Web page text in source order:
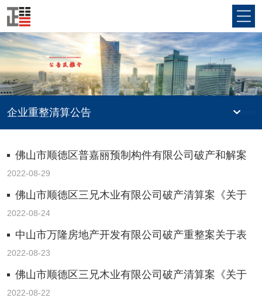
企业重整清算公告
佛山市顺德区普嘉丽预制构件有限公司破产和解案
《关于第七次债权人会议决议的报告》
2022-08-29
佛山市顺德区三兄木业有限公司破产清算案《关于
第一次债权人会议决议的报告》
2022-08-24
中山市万隆房地产开发有限公司破产重整案关于表
决通过重整计划的决议
2022-08-23
佛山市顺德区三兄木业有限公司破产清算案《关于
表决通过不提起上诉决议的报告》
2022-08-22